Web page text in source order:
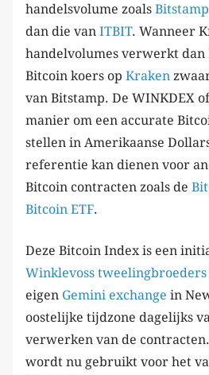
handelsvolume zoals Bitstamp
dan die van ITBIT. Wanneer
handelvolumes verwerkt dan
Bitcoin koers op Kraken
van Bitstamp. De WINKDEX
manier om een accurate
stellen in Amerikaanse
referentie kan dienen voor
Bitcoin contracten zoals de
Bitcoin ETF.
Deze Bitcoin Index is een
Winklevoss tweelingbroeders
eigen Gemini exchange in
oostelijke tijdzone dagelijks
verwerken van de
wordt nu gebruikt voor het